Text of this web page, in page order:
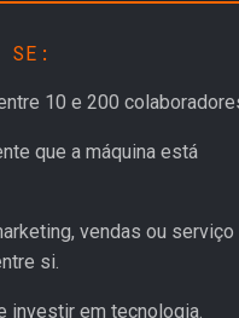
SE:
10 e 200
que a máquina está
vendas ou serviço
si.
investir em tecnologia.